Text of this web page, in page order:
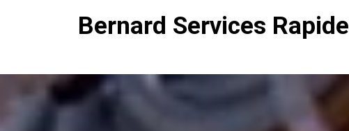
Bernard Services Rapide